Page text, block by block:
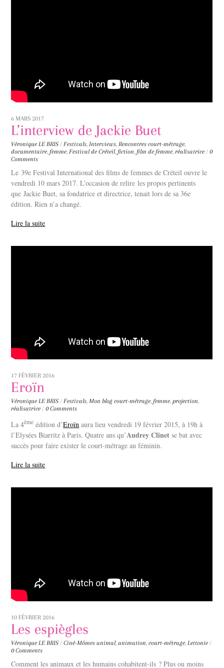
6 MARS 2017
L’interview de Jackie Buet
Véronique LE BRIS / Festivals,Interviews,Rencontres court-métrage,
documentaire, femme,Festival de Créteil, fiction, film de femme,réalisatrice / 0
Comments
Le 39e Festival International des films de femmes de Créteil ouvre le
vendredi 10 mars 2017. L’occasion de relire les propos pertinents
que Jackie Buet, sa fondatrice et directrice, tenait lors de sa 36e
édition. Rien n’a changé.
Lire la suite
17 FÉVRIER 2016
Eroïn
Véronique LE BRIS / Festivals,Mon blog court-métrage, femme,projection,
réalisatrice / 0 Comments
La 4ème édition d’Eroïn aura lieu vendredi 19 février 2015, à 19h à
l’Elysées Biarritz à Paris. Quatre ans qu’Audrey Clinet se bat avec
succès pour faire exister le court-métrage au féminin.
Lire la suite
10 FÉVRIER 2016
Les espiègles
Véronique LE BRIS / Ciné-Mômes animal,animation,court-métrage, Lettonie /
0 Comments
Comment les animaux et les humains cohabitent-ils ? Plus ou moins